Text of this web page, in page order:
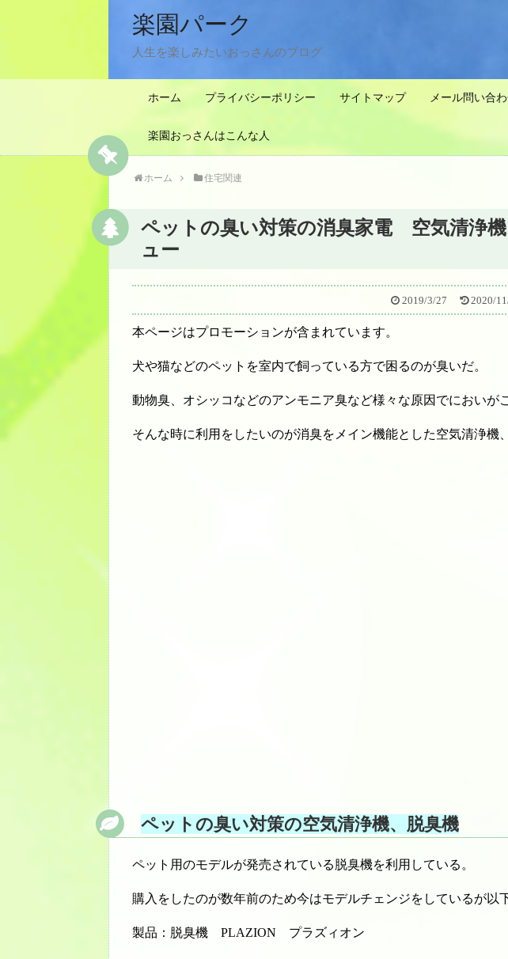
楽園パーク
人生を楽しみたいおっさんのブログ
ホーム プライバシーポリシー サイトマップ メール問い合
楽園おっさんはこんな人
ホーム 住宅関連
ペットの臭い対策の消臭家電 空気清浄
ュー
2019/3/27 2020/
本ページはプロモーションが含まれています。
犬や猫などのペットを室内で飼っている方で困るのが臭いだ。
動物臭、オシッコなどのアンモニア臭など様々な原因でにおいが
そんな時に利用をしたいのが消臭をメイン機能とした空気清浄機
ペットの臭い対策の空気清浄機、脱臭機
ペット用のモデルが発売されている脱臭機を利用している。
購入をしたのが数年前のため今はモデルチェンジをしているが以
製品：脱臭機 PLAZION プラズィオン